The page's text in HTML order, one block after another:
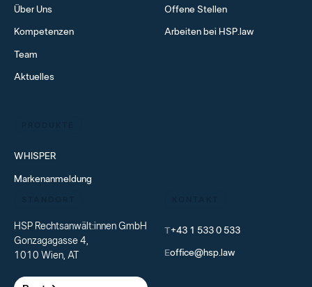
Über Uns
Kompetenzen
Team
Aktuelles
Offene Stellen
Arbeiten bei HSP.law
WHISPER
Markenanmeldung
HSP Rechtsanwält:innen GmbH
Gonzagagasse 4,
1010 Wien, AT
T+43 1 533 0 533
Eoffice@hsp.law